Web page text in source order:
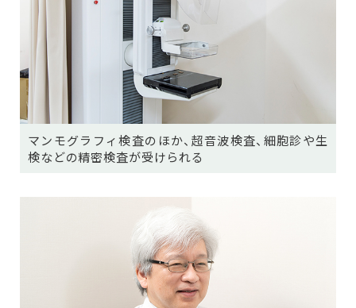
マンモグラフィ検査のほか、超音波検査、細胞診や生
検などの精密検査が受けられる